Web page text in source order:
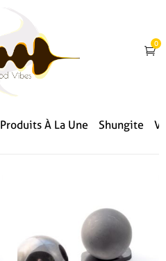
0
Produits À La Une Shungite